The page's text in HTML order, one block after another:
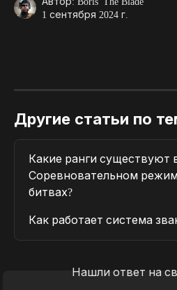
1 сентября 2024 г.
Другие статьи по
Какие ранги существуют
Соревновательном
битвах?
Как работает система
Нашли ответ на